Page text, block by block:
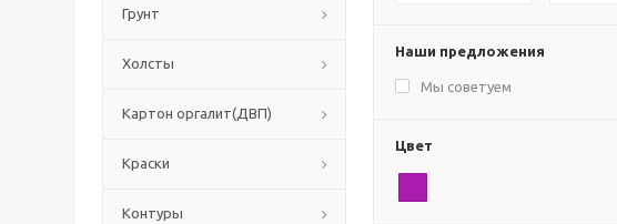
Грунт
Холсты
Картон оргалит(ДВП)
Краски
Контуры
Наши предложения
Мы советуем
Цвет